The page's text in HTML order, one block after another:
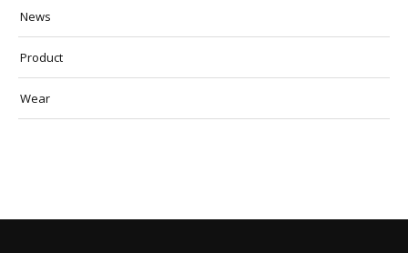
News
Product
Wear